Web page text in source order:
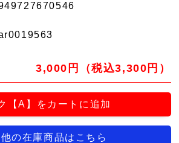
3,000円（税込3,300円）
【A】をカートに追加
の在庫商品はこちら